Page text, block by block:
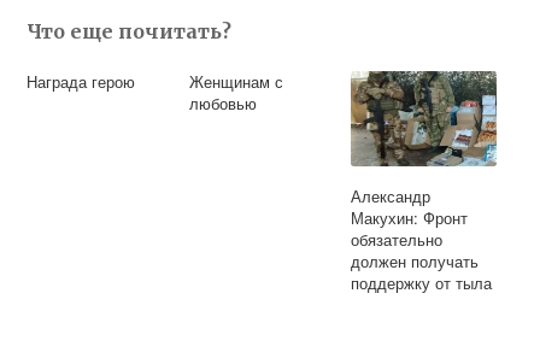
Что еще почитать?
Награда герою
Женщинам с
любовью
Александр
Макухин: Фронт
обязательно
должен получать
поддержку от тыла